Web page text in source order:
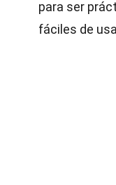
para ser
fáciles de